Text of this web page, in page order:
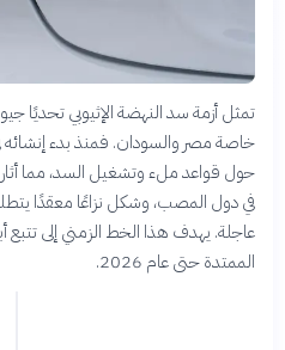
تمثل أزمة سد النهضة الإثيوبي تحديًا
حول قواعد ملء وتشغيل السد، مما
في دول المصب، وشكل نزاعًا معقدًا
عاجلة. يهدف هذا الخط الزمني إلى تتبع
الممتدة حتى عام 2026.